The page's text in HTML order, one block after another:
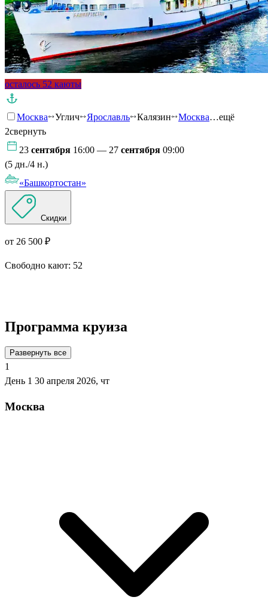
осталось 52 каюты
Москва Углич Ярославль Калязин Москва…ещё
2свернуть
23 сентября 16:00 — 27 сентября 09:00
(5 дн./4 н.)
«Башкортостан»
Скидки
от 26 500 ₽
Свободно кают: 52
Программа круиза
Развернуть все
1
День 1 30 апреля 2026, чт
Москва